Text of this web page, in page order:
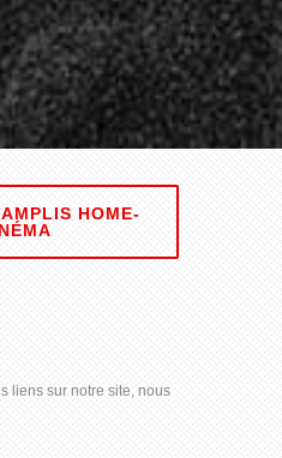
HOME-
liens sur notre site, nous